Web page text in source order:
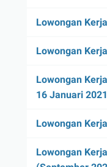
Lowongan
Lowongan
Lowongan
16 Januari
Lowongan
Lowongan